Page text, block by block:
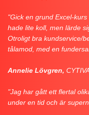
"Gick en grund Excel-
hade lite koll, men lärde
Otroligt bra kundservice/
tålamod, med en
Annelie Lövgren,
"Jag har gått ett flertal
under en tid och är